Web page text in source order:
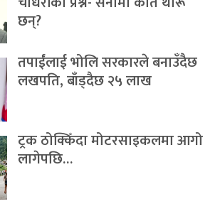
छन्?
तपाईंलाई भोलि सरकारले बनाउँदैछ
लखपति, बाँड्दैछ २५ लाख
ट्रक ठोक्किँदा मोटरसाइकलमा आगो
लागेपछि…